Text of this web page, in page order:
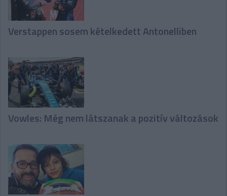
Verstappen sosem kételkedett Antonelliben
Vowles: Még nem látszanak a pozitív változások